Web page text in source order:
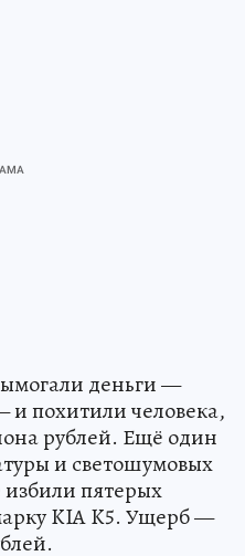
деньги —
и похитили человека,
рублей. Ещё один
и светошумовых
пятерых
KIA K5. Ущерб —